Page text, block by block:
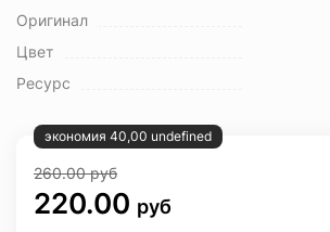
Оригинал
Цвет
Ресурс
экономия 40,00 undefined
260.00руб
220.00 руб